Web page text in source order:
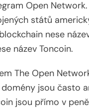
Open
států
nese
název Toncoin.
The Open
jsou často
jsou přímo v